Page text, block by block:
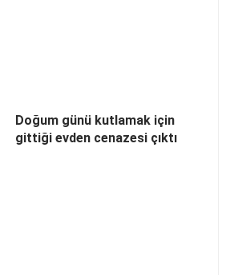
Doğum günü kutlamak için
gittiği evden cenazesi çıktı